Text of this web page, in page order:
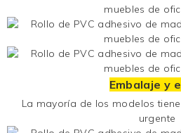
Embalaje y
La mayoría de los modelos
urgente